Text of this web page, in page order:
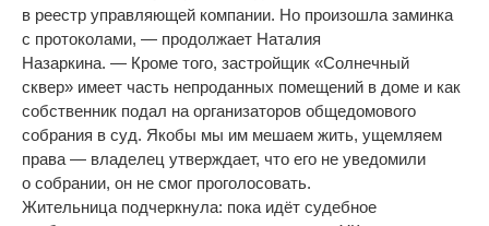
в реестр управляющей компании. Но произошла заминка
с протоколами, — продолжает Наталия
Назаркина. — Кроме того, застройщик «Солнечный
сквер» имеет часть непроданных помещений в доме и как
собственник подал на организаторов общедомового
собрания в суд. Якобы мы им мешаем жить, ущемляем
права — владелец утверждает, что его не уведомили
о собрании, он не смог проголосовать.
Жительница подчеркнула: пока идёт судебное